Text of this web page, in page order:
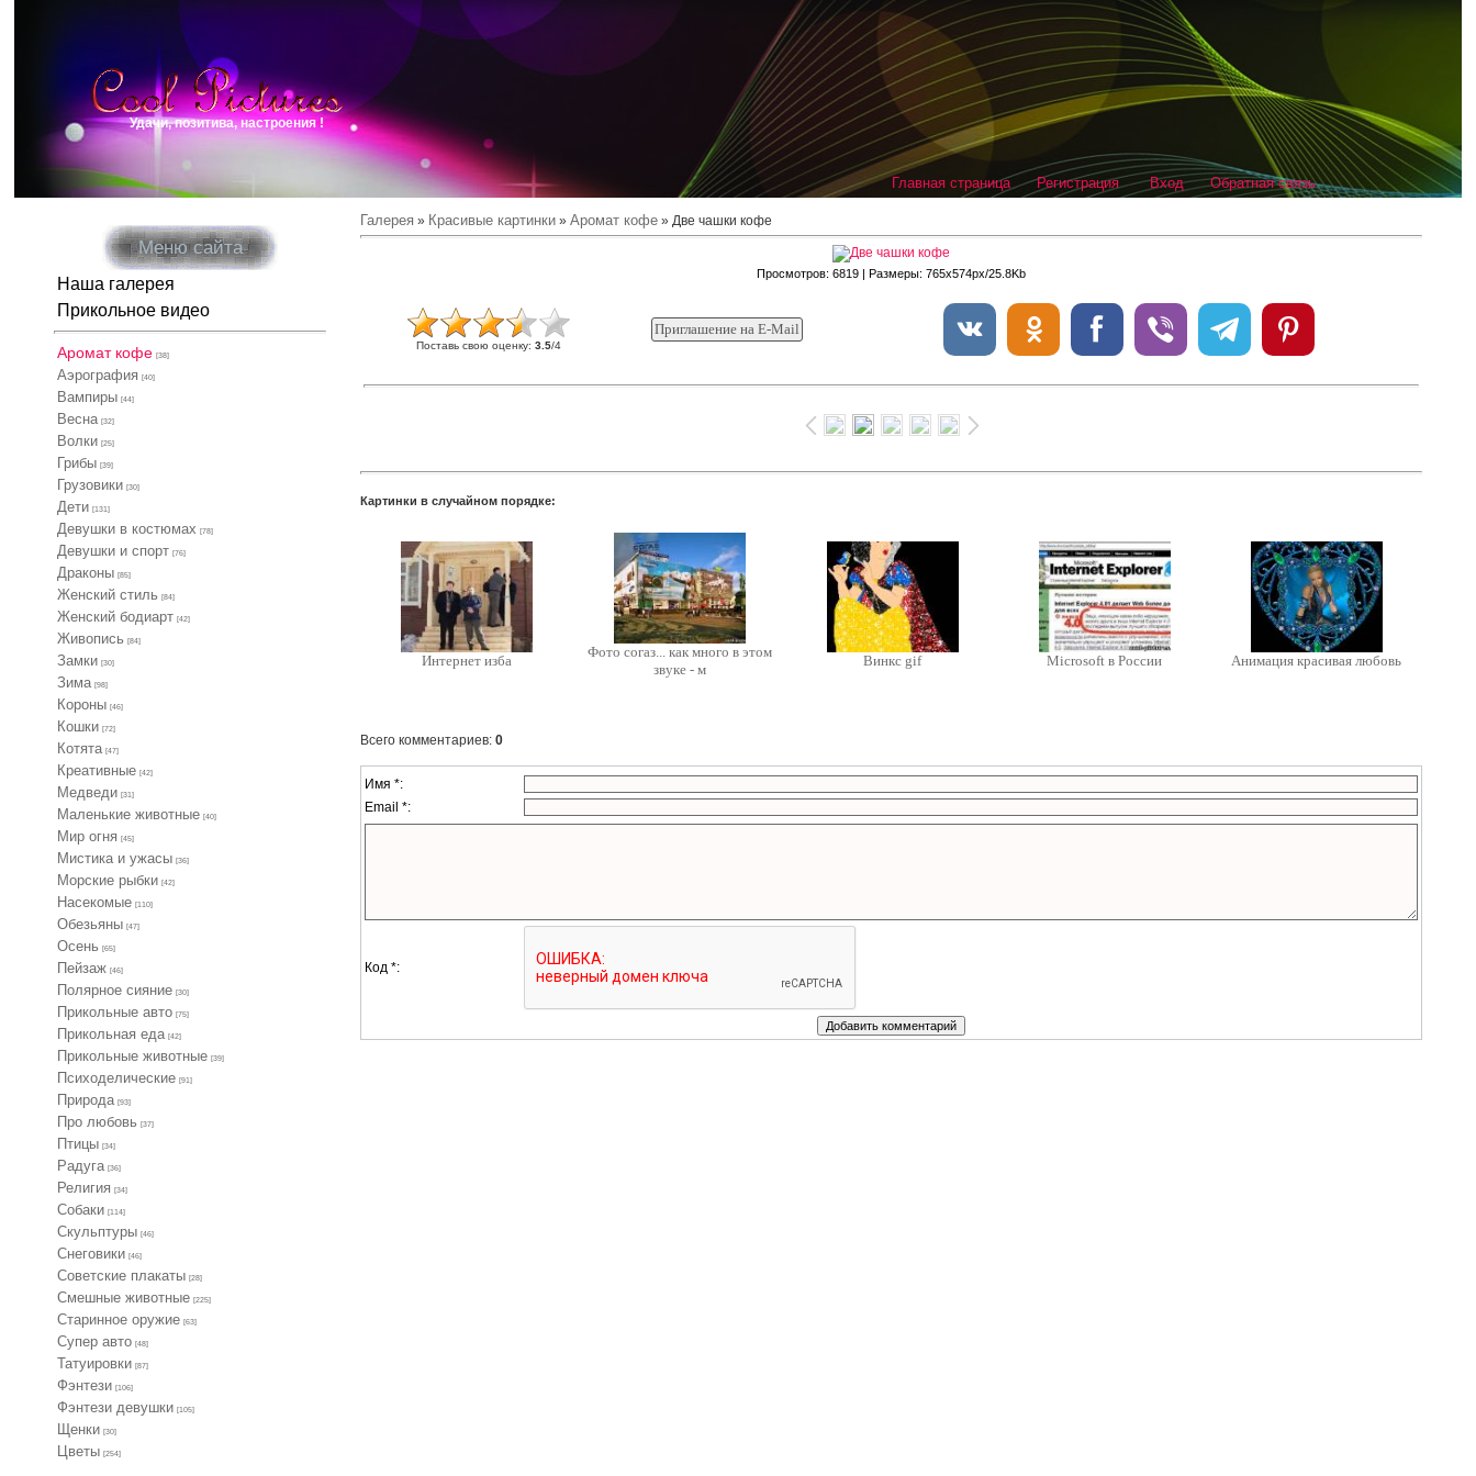
Удачи, позитива, настроения !
Главная страница Регистрация Вход Обратная связь
Меню сайта
Наша галерея
Прикольное видео
Аромат кофе [38]
Аэрография [40]
Вампиры [44]
Весна [32]
Волки [25]
Грибы [39]
Грузовики [30]
Дети [131]
Девушки в костюмах [78]
Девушки и спорт [76]
Драконы [85]
Женский стиль [84]
Женский бодиарт [42]
Живопись [84]
Замки [30]
Зима [98]
Короны [46]
Кошки [72]
Котята [47]
Креативные [42]
Медведи [31]
Маленькие животные [40]
Мир огня [45]
Мистика и ужасы [36]
Морские рыбки [42]
Насекомые [110]
Обезьяны [47]
Осень [65]
Пейзаж [46]
Полярное сияние [30]
Прикольные авто [75]
Прикольная еда [42]
Прикольные животные [39]
Психоделические [91]
Природа [93]
Про любовь [37]
Птицы [34]
Радуга [36]
Религия [34]
Собаки [114]
Скульптуры [46]
Снеговики [46]
Советские плакаты [28]
Смешные животные [225]
Старинное оружие [63]
Супер авто [48]
Татуировки [87]
Фэнтези [106]
Фэнтези девушки [105]
Щенки [30]
Цветы [254]
Галерея » Красивые картинки »Аромат кофе » Две чашки кофе
Просмотров: 6819 |Размеры: 765x574px/25.8Kb
Поставь свою оценку:3.5/4
Картинки в случайном порядке:
Интернет изба
Фото согаз... как много в этом
звуке - м
Винкс gif Microsoft в России Анимация красивая любовь
Всего комментариев:0
Имя *:
Email *:
Код *: